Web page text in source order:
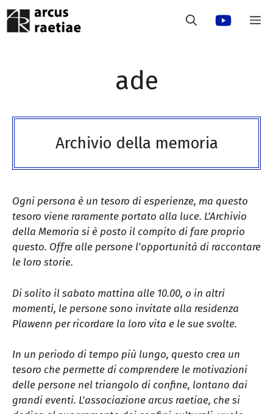
Vai
al
ade
Archivio della memoria
Ogni persona è un tesoro di esperienze, ma questo
tesoro viene raramente portato alla luce. L'Archivio
della Memoria si è posto il compito di fare proprio
questo. Offre alle persone l'opportunità di raccontare
le loro storie.
Di solito il sabato mattina alle 10.00, o in altri
momenti, le persone sono invitate alla residenza
Plawenn per ricordare la loro vita e le sue svolte.
In un periodo di tempo più lungo, questo crea un
tesoro che permette di comprendere le motivazioni
delle persone nel triangolo di confine, lontano dai
grandi eventi. L'associazione arcus raetiae, che si